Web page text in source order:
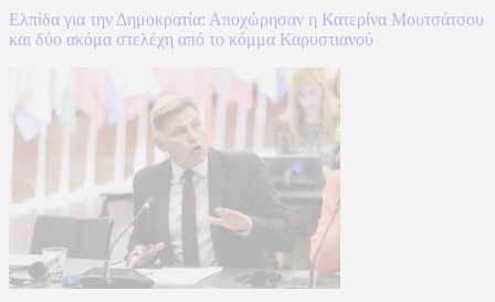
Ελπίδα για την Δημοκρατία: Αποχώρησαν η Κατερίνα Μουτσάτσου
και δύο ακόμα στελέχη από το κόμμα Καρυστιανού